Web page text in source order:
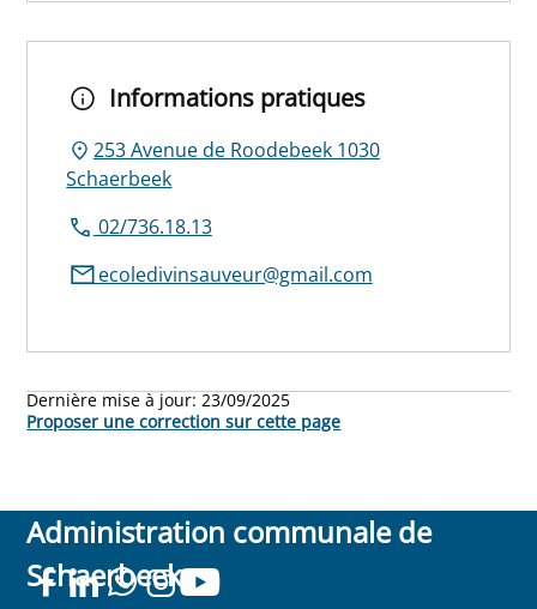
Informations pratiques
253 Avenue de Roodebeek 1030
Schaerbeek
02/736.18.13
ecoledivinsauveur@gmail.com
Dernière mise à jour:23/09/2025
Proposer une correction sur cette page
Administration communale de
Schaerbeek